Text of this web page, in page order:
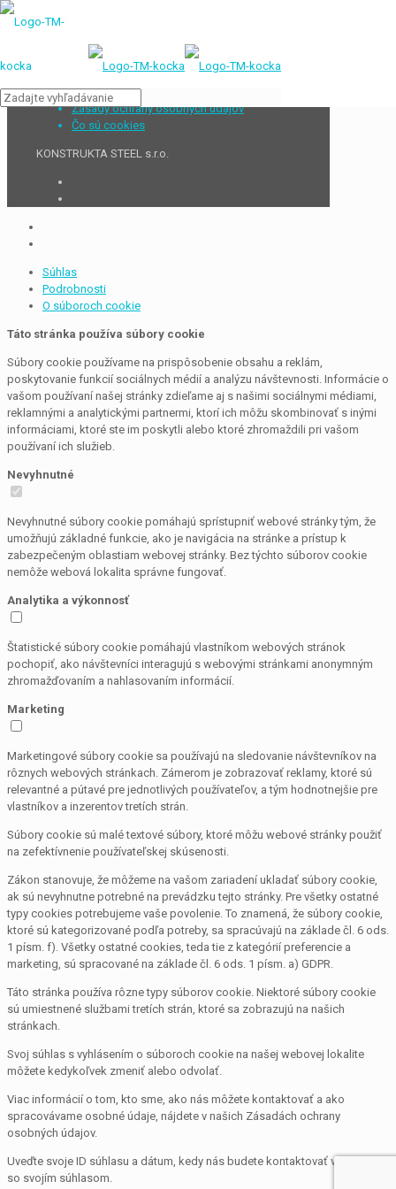
Zásady ochrany osobných údajov
Čo sú cookies
KONSTRUKTA STEEL s.r.o.
Súhlas
Podrobnosti
O súboroch cookie
Táto stránka používa súbory cookie
Súbory cookie používame na prispôsobenie obsahu a reklám,
poskytovanie funkcií sociálnych médií a analýzu návštevnosti. Informácie o
vašom používaní našej stránky zdieľame aj s našimi sociálnymi médiami,
reklamnými a analytickými partnermi, ktorí ich môžu skombinovať s inými
informáciami, ktoré ste im poskytli alebo ktoré zhromaždili pri vašom
používaní ich služieb.
Nevyhnutné
Nevyhnutné súbory cookie pomáhajú sprístupniť webové stránky tým, že
umožňujú základné funkcie, ako je navigácia na stránke a prístup k
zabezpečeným oblastiam webovej stránky. Bez týchto súborov cookie
nemôže webová lokalita správne fungovať.
Analytika a výkonnosť
Štatistické súbory cookie pomáhajú vlastníkom webových stránok
pochopiť, ako návštevníci interagujú s webovými stránkami anonymným
zhromažďovaním a nahlasovaním informácií.
Marketing
Marketingové súbory cookie sa používajú na sledovanie návštevníkov na
rôznych webových stránkach. Zámerom je zobrazovať reklamy, ktoré sú
relevantné a pútavé pre jednotlivých používateľov, a tým hodnotnejšie pre
vlastníkov a inzerentov tretích strán.
Súbory cookie sú malé textové súbory, ktoré môžu webové stránky použiť
na zefektívnenie používateľskej skúsenosti.
Zákon stanovuje, že môžeme na vašom zariadení ukladať súbory cookie,
ak sú nevyhnutne potrebné na prevádzku tejto stránky. Pre všetky ostatné
typy cookies potrebujeme vaše povolenie. To znamená, že súbory cookie,
ktoré sú kategorizované podľa potreby, sa spracúvajú na základe čl. 6 ods.
1 písm. f). Všetky ostatné cookies, teda tie z kategórií preferencie a
marketing, sú spracované na základe čl. 6 ods. 1 písm. a) GDPR.
Táto stránka používa rôzne typy súborov cookie. Niektoré súbory cookie
sú umiestnené službami tretích strán, ktoré sa zobrazujú na našich
stránkach.
Svoj súhlas s vyhlásením o súboroch cookie na našej webovej lokalite
môžete kedykoľvek zmeniť alebo odvolať.
Viac informácií o tom, kto sme, ako nás môžete kontaktovať a ako
spracovávame osobné údaje, nájdete v našich Zásadách ochrany
osobných údajov.
Uveďte svoje ID súhlasu a dátum, kedy nás budete kontaktovať v súvislosti
so svojím súhlasom.